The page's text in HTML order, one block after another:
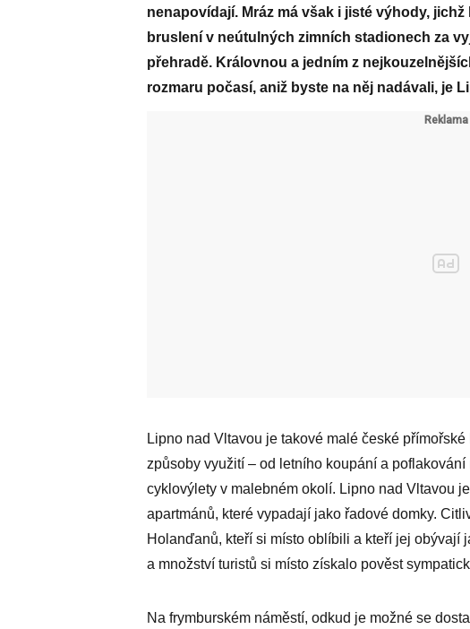
nenapovídají. Mráz má však i jisté výhody,
bruslení v neútulných zimních stadionech za
přehradě. Královnou a jedním z
rozmaru počasí, aniž byste na něj nadávali, je
Lipno nad Vltavou je takové malé české
způsoby využití – od letního koupání a
cyklovýlety v malebném okolí. Lipno nad Vltavou
apartmánů, které vypadají jako řadové domky.
Holanďanů, kteří si místo oblíbili a kteří jej obývají
a množství turistů si místo získalo pověst
Na frymburském náměstí, odkud je možné se